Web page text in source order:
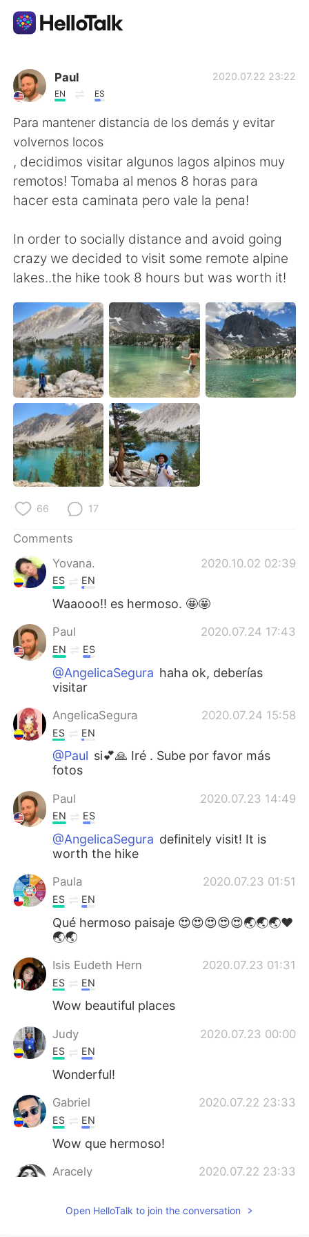
Language Exchange App
AI Grammar Checker
English
简体中文 繁體中文
Español العربية
Français Deutsch
日本語 한국어
Русский ไทย
Indonesia Italiano
Türkçe Tiếng Việt
Português
Paul
EN ES
2020.07.22 23:22
Para mantener distancia de los demás y evitar
volvernos locos
, decidimos visitar algunos lagos alpinos muy
remotos! Tomaba al menos 8 horas para
hacer esta caminata pero vale la pena!
In order to socially distance and avoid going
crazy we decided to visit some remote alpine
lakes..the hike took 8 hours but was worth it!
66 17
Comments
Yovana.
2020.10.02 02:39
ES EN
Waaooo!! es hermoso. 🤩🤩
Paul 2020.07.24 17:43
EN ES
@AngelicaSegura haha ok, deberías
visitar
AngelicaSegura 2020.07.24 15:58
ES EN
@Paul si💕🙏 Iré . Sube por favor más
fotos
Paul 2020.07.23 14:49
EN ES
@AngelicaSegura definitely visit! It is
worth the hike
Paula 2020.07.23 01:51
ES EN
Qué hermoso paisaje 😍😍😍😍😍🌏🌏🌏❤
🌏🌏
Isis Eudeth Hern 2020.07.23 01:31
ES EN
Wow beautiful places
Judy 2020.07.23 00:00
ES EN
Wonderful!
Gabriel 2020.07.22 23:33
ES EN
Wow que hermoso!
Aracely 2020.07.22 23:33
Wouu! It’s amazing !!!! I want to be there
Open HelloTalk to join the conversation